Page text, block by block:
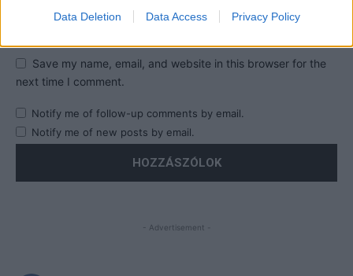
Data Deletion Data Access Privacy Policy
Save my name, email, and website in this browser for the
next time I comment.
Notify me of follow-up comments by email.
Notify me of new posts by email.
- Advertisement -